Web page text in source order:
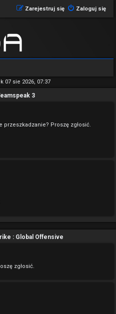
Zaloguj się
Zarejestruj się
07 sie 2026, 07:37
3
przeszkadzanie? Proszę zgłosić.
: Global Offensive
zgłosić.